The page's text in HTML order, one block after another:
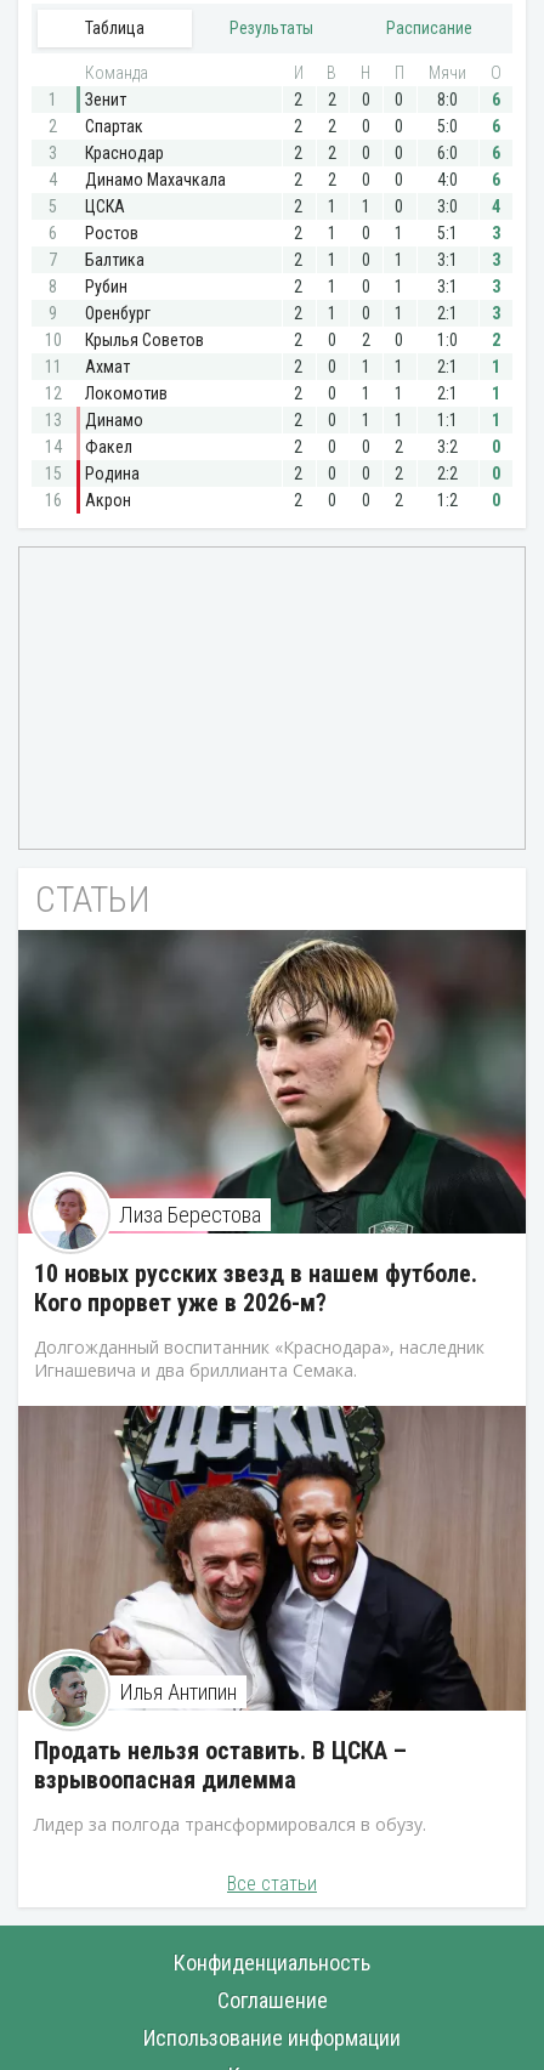
СТАТЬИ
Лиза Берестова
10 новых русских звезд в нашем футболе.
Кого прорвет уже в 2026-м?
Долгожданный воспитанник «Краснодара», наследник
Игнашевича и два бриллианта Семака.
Илья Антипин
Продать нельзя оставить. В ЦСКА –
взрывоопасная дилемма
Лидер за полгода трансформировался в обузу.
Все статьи
Конфиденциальность
Соглашение
Использование информации